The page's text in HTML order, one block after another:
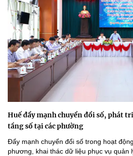
Huế đẩy mạnh chuyển đổi số, phát
tầng số tại các phường
Đẩy mạnh chuyển đổi số trong hoạt
phương, khai thác dữ liệu phục vụ quản